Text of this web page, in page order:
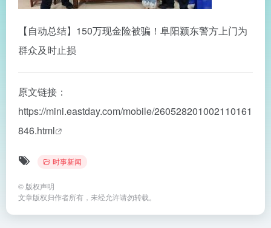
【自动总结】150万现金险被骗！阜阳颍东警方上门为
群众及时止损
原文链接：
https://mini.eastday.com/mobile/260528201002110161
846.html
时事新闻
© 版权声明
文章版权归作者所有，未经允许请勿转载。